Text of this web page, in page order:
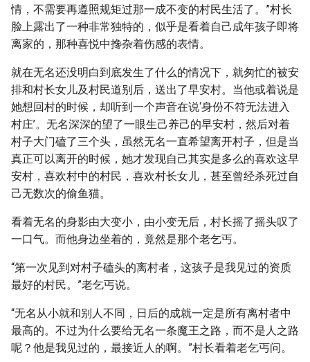
情，不需要再遵照规矩过那一成不变的村民生活了。”村长
脸上露出了一种非常独特的，似乎是看着自己成年孩子即将
离家的，那种喜悦中搀杂着伤感的表情。
就在无名还没明白到底发生了什么的情况下，就匆忙的被安
排和村长女儿及村民道别后，送出了早安村。当他或着说是
她想回村的时候，却听到一个声音在说‘身份不符无法进入
村庄’。无名深深的望了一眼生己养己的早安村，然后对着
村子大门磕了三个头，虽然无名一直希望离开村子，但是当
真正可以离开的时候，她才发现自己其实是多么的喜欢这早
安村，喜欢村中的村民，喜欢村长女儿，甚至曾经杀死过自
己无数次的偷鱼猫。
看着无名的身影由大变小，由小变无后，村长摇了摇头叹了
一口气。而他身边坐着的，竟然是那个老乞丐。
“第一次见到对村子磕头的离村者，这孩子是我见过的资质
最好的村民。”老乞丐说。
“无名从小就和别人不同，日后的成就一定是所有离村者中
最高的。不过为什么要给无名一条魔王之路，而不是人之路
呢？他是我见过的，最接近人的啊。”村长看着老乞丐问。